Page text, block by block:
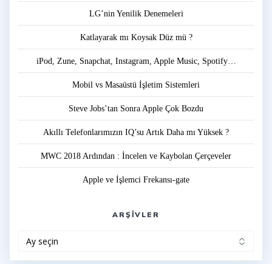
LG’nin Yenilik Denemeleri
Katlayarak mı Koysak Düz mü ?
iPod, Zune, Snapchat, Instagram, Apple Music, Spotify…
Mobil vs Masaüstü İşletim Sistemleri
Steve Jobs’tan Sonra Apple Çok Bozdu
Akıllı Telefonlarımızın IQ’su Artık Daha mı Yüksek ?
MWC 2018 Ardından : İncelen ve Kaybolan Çerçeveler
Apple ve İşlemci Frekansı-gate
ARŞIVLER